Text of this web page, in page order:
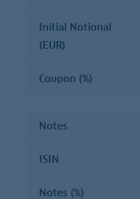
Initial Notional
(EUR)
Coupon (%)
Notes
ISIN
Notes (%)